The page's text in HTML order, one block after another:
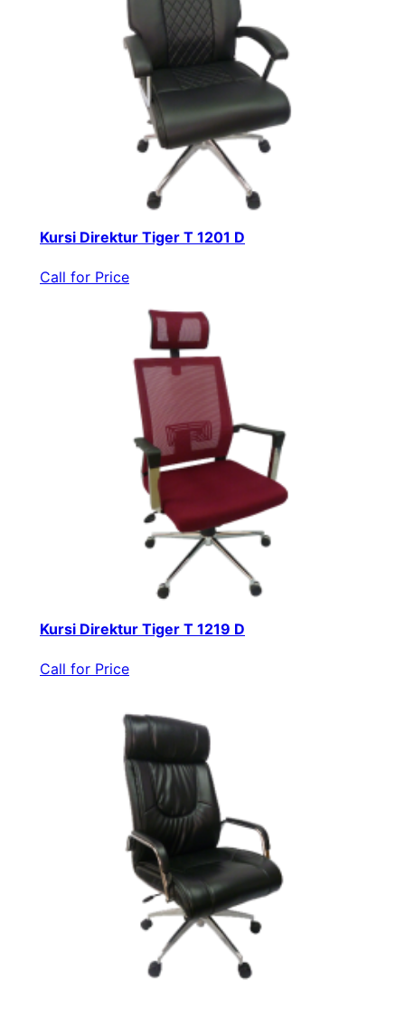
Kursi Direktur Tiger T 1201 D
Call for Price
Kursi Direktur Tiger T 1219 D
Call for Price